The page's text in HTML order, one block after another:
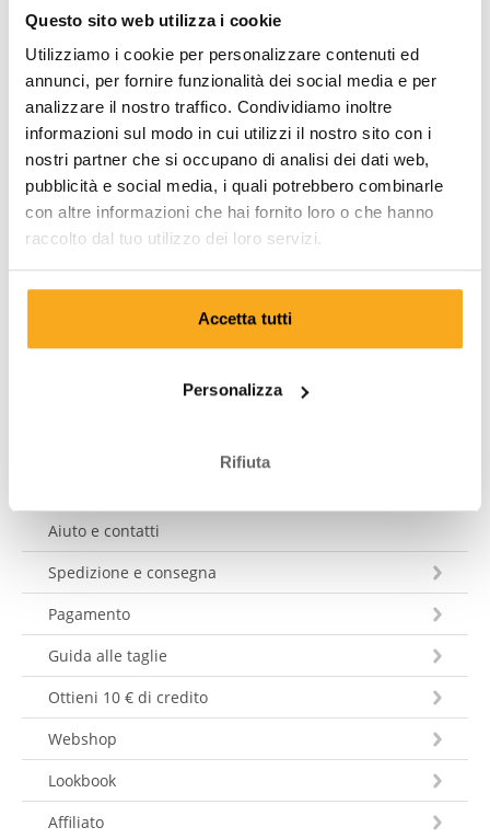
Questo sito web utilizza i cookie
Utilizziamo i cookie per personalizzare contenuti ed
annunci, per fornire funzionalità dei social media e per
analizzare il nostro traffico. Condividiamo inoltre
informazioni sul modo in cui utilizzi il nostro sito con i
nostri partner che si occupano di analisi dei dati web,
pubblicità e social media, i quali potrebbero combinarle
con altre informazioni che hai fornito loro o che hanno
raccolto dal tuo utilizzo dei loro servizi.
Accetta tutti
Personalizza
Rifiuta
Mettiti in contatto con noi
Restiamo a tua disposizione 24 ore su 24, 7 giorni su 7!
Utilizza il nostro chatbot per ricevere rapidamente una
risposta. Clicca su “Contattaci”, seleziona il tipo di
abbonamento e formula la tua domanda. Puoi
contattarci anche tramite l’indirizzo e-mail hello-
it@onthatass.com. Ci impegniamo a rispondere alla tua
domanda entro 3 giorni lavorativi. Tel: +31 73 303 41 75
(lun–ven, 09:00–12:00).
Mandare un messaggio
Aiuto e contatti
Spedizione e consegna
Pagamento
Guida alle taglie
Ottieni 10 € di credito
Webshop
Lookbook
Affiliato